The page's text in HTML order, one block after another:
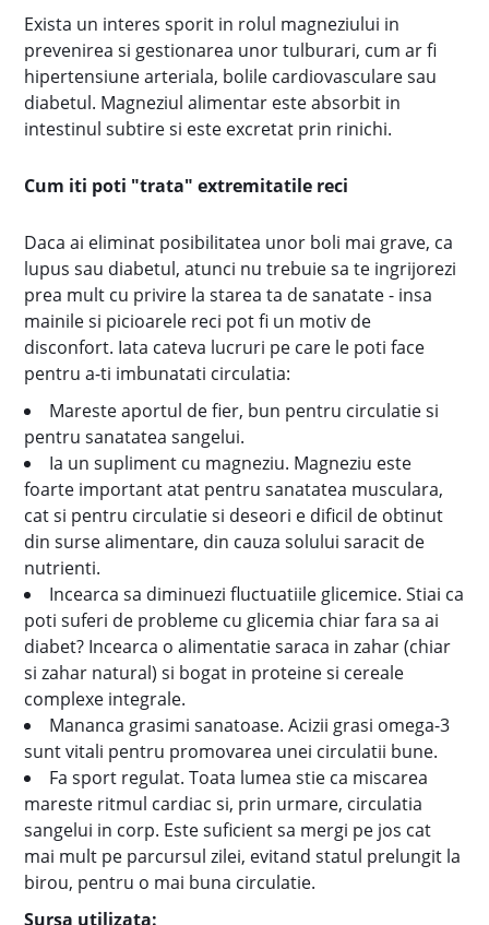
Exista un interes sporit in rolul magneziului in
prevenirea si gestionarea unor tulburari, cum ar fi
hipertensiune arteriala, bolile cardiovasculare sau
diabetul. Magneziul alimentar este absorbit in
intestinul subtire si este excretat prin rinichi.
Cum iti poti "trata" extremitatile reci
Daca ai eliminat posibilitatea unor boli mai grave, ca
lupus sau diabetul, atunci nu trebuie sa te ingrijorezi
prea mult cu privire la starea ta de sanatate - insa
mainile si picioarele reci pot fi un motiv de
disconfort. Iata cateva lucruri pe care le poti face
pentru a-ti imbunatati circulatia:
Mareste aportul de fier, bun pentru circulatie si
pentru sanatatea sangelui.
Ia un supliment cu magneziu. Magneziu este
foarte important atat pentru sanatatea musculara,
cat si pentru circulatie si deseori e dificil de obtinut
din surse alimentare, din cauza solului saracit de
nutrienti.
Incearca sa diminuezi fluctuatiile glicemice. Stiai ca
poti suferi de probleme cu glicemia chiar fara sa ai
diabet? Incearca o alimentatie saraca in zahar (chiar
si zahar natural) si bogat in proteine si cereale
complexe integrale.
Mananca grasimi sanatoase. Acizii grasi omega-3
sunt vitali pentru promovarea unei circulatii bune.
Fa sport regulat. Toata lumea stie ca miscarea
mareste ritmul cardiac si, prin urmare, circulatia
sangelui in corp. Este suficient sa mergi pe jos cat
mai mult pe parcursul zilei, evitand statul prelungit la
birou, pentru o mai buna circulatie.
Sursa utilizata: